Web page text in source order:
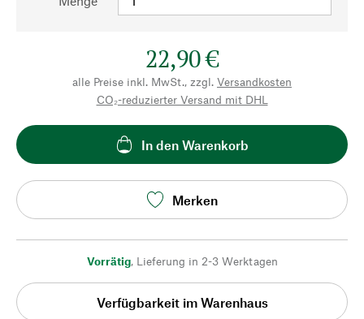
22,90 €
alle Preise inkl. MwSt., zzgl. Versandkosten
CO₂-reduzierter Versand mit DHL
In den Warenkorb
Merken
Vorrätig, Lieferung in 2-3 Werktagen
Verfügbarkeit im Warenhaus